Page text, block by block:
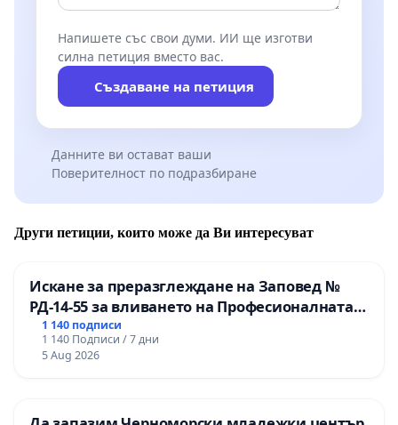
Напишете със свои думи. ИИ ще изготви
силна петиция вместо вас.
Създаване на петиция
Данните ви остават ваши
Поверителност по подразбиране
Други петиции, които може да Ви интересуват
Искане за преразглеждане на Заповед №
РД-14-55 за вливането на Професионалната
гимназия по промишлени технологии в
Професионалната гимназия по икономика и
мениджмънт – гр. Пазарджик
1 140 подписи
1 140 Подписи / 7 дни
5 Aug 2026